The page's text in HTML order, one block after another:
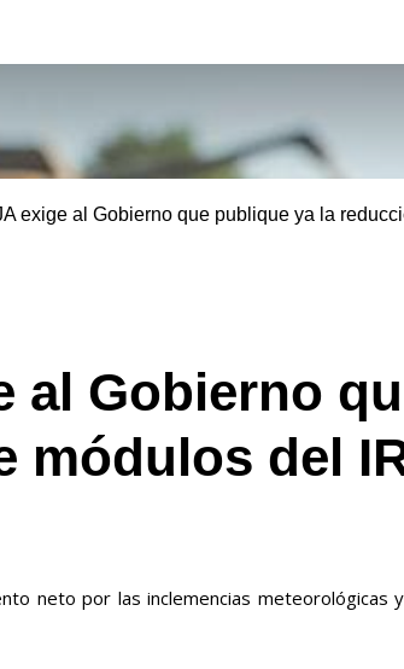
exige al Gobierno que publique ya la
al Gobierno
módulos del
neto por las inclemencias meteorológicas y